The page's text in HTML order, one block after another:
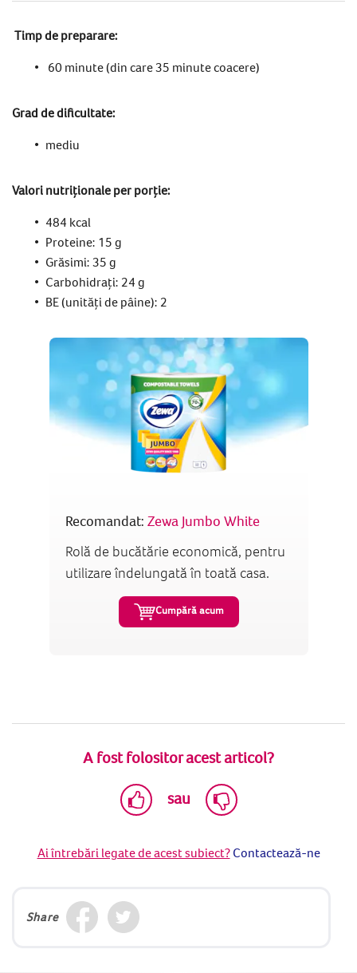
Recomandat: Zewa Jumbo White
Rolă de bucătărie economică, pentru
utilizare îndelungată în toată casa.
Cumpără acum
Timp de preparare:
60 minute (din care 35 minute coacere)
Grad de dificultate:
mediu
Valori nutriționale per porție:
484 kcal
Proteine: 15 g
Grăsimi: 35 g
Carbohidrați: 24 g
BE (unități de pâine): 2
A fost folositor acest articol?
sau
Ai întrebări legate de acest subiect?Contactează-ne
Share